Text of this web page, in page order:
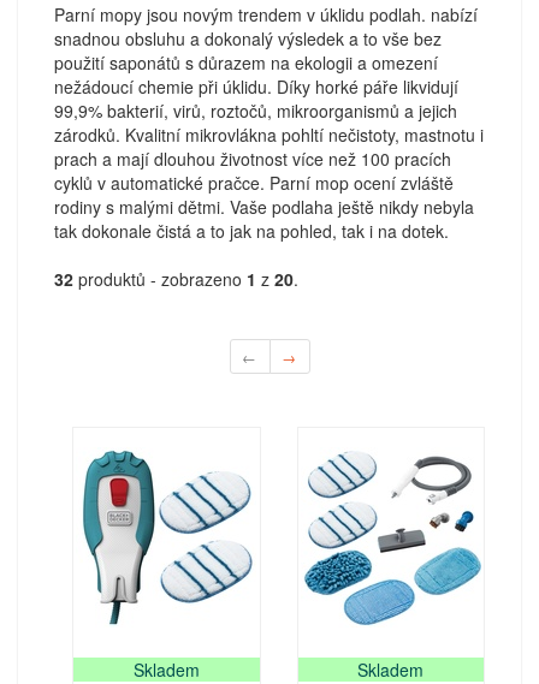
Parní mopy jsou novým trendem v úklidu podlah. nabízí
snadnou obsluhu a dokonalý výsledek a to vše bez
použití saponátů s důrazem na ekologii a omezení
nežádoucí chemie při úklidu. Díky horké páře likvidují
99,9% bakterií, virů, roztočů, mikroorganismů a jejich
zárodků. Kvalitní mikrovlákna pohltí nečistoty, mastnotu i
prach a mají dlouhou životnost více než 100 pracích
cyklů v automatické pračce. Parní mop ocení zvláště
rodiny s malými dětmi. Vaše podlaha ještě nikdy nebyla
tak dokonale čistá a to jak na pohled, tak i na dotek.
32 produktů - zobrazeno 1 z 20.
← →
Skladem Skladem